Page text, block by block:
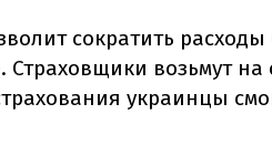
сократить
Страховщики возьмут
украинцы